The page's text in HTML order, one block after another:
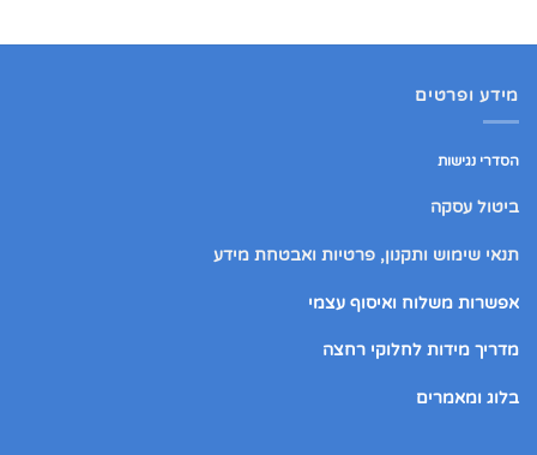
מידע ופרטים
הסדרי נגישות
ביטול עסקה
תנאי שימוש ותקנון, פרטיות ואבטחת מידע
אפשרות משלוח ואיסוף עצמי
מדריך מידות לחלוקי רחצה
בלוג ומאמרים